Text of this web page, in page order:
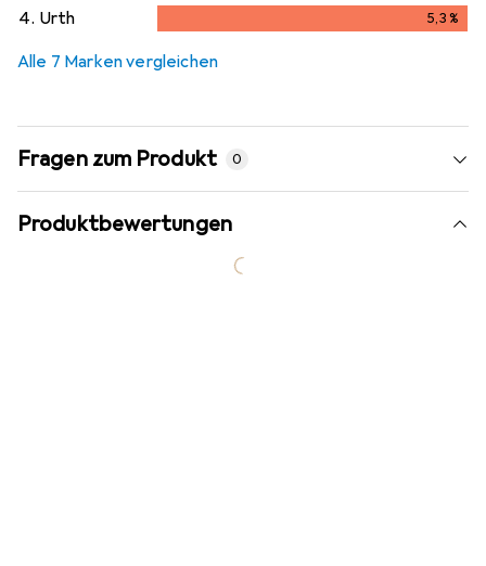
5,2%
4. Urth 5,3%
Alle 7 Marken vergleichen
Fragen zum Produkt 0
Produktbewertungen